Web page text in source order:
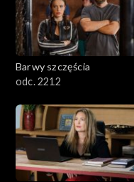
Barwy szczęścia
odc. 2212